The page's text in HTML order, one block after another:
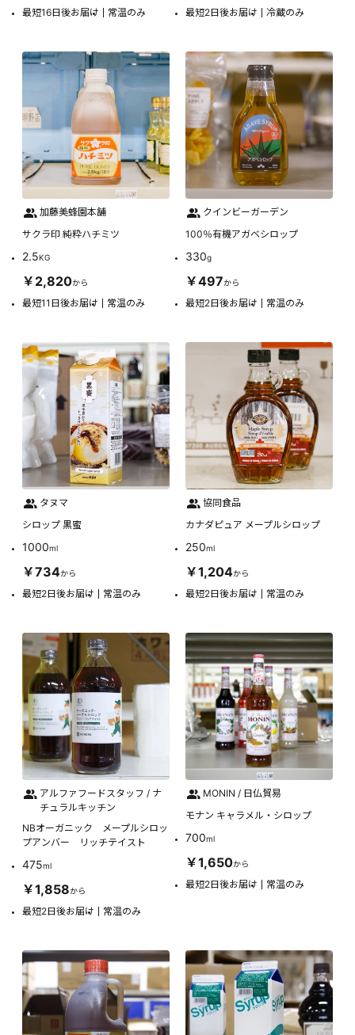
最短16日後お届け 常温のみ 最短2日後お届け 冷蔵のみ
加藤美蜂園本舗
サクラ印 純粋ハチミツ
2.5KG
￥2,820から
最短11日後お届け 常温のみ
クインビーガーデン
100％有機アガベシロップ
330g
￥497から
最短2日後お届け 常温のみ
タヌマ
シロップ 黒蜜
1000ml
￥734から
最短2日後お届け 常温のみ
協同食品
カナダピュア メープルシロップ
250ml
￥1,204から
最短2日後お届け 常温のみ
アルファフードスタッフ / ナ
チュラルキッチン
NBオーガニック メープルシロッ
プアンバー リッチテイスト
475ml
￥1,858から
最短2日後お届け 常温のみ
MONIN / 日仏貿易
モナン キャラメル・シロップ
700ml
￥1,650から
最短2日後お届け 常温のみ